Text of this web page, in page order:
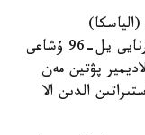
ەلمەندورف-ريچاردسون اسكەري بازاسىنا ارنايى يل-96 ۇشاعى
پۋتين مەن
الدىن الا